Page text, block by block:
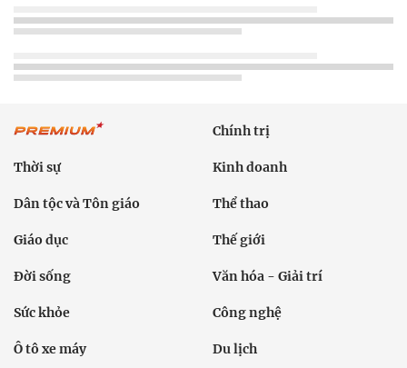
Chính trị
Thời sự Kinh doanh
Dân tộc và Tôn giáo Thể thao
Giáo dục Thế giới
Đời sống Văn hóa - Giải trí
Sức khỏe Công nghệ
Ô tô xe máy Du lịch